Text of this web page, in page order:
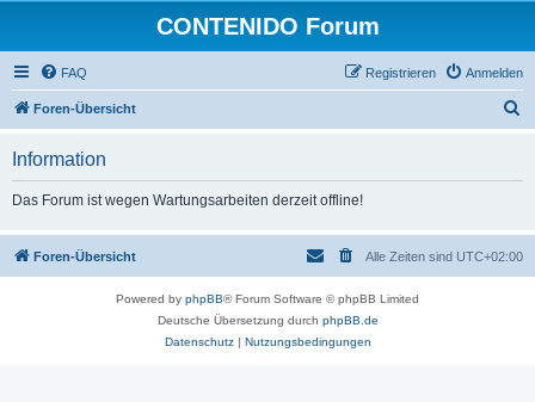
CONTENIDO Forum
FAQ Anmelden
Registrieren
Foren-Übersicht
Information
Das Forum ist wegen Wartungsarbeiten derzeit offline!
Foren-Übersicht Alle Zeiten sind UTC+02:00
Powered by phpBB® Forum Software © phpBB Limited
Deutsche Übersetzung durch phpBB.de
Datenschutz| Nutzungsbedingungen